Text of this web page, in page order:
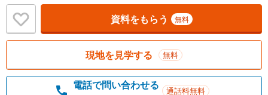
資料をもらう 無料
現地を見学する 無料
電話で問い合わせる 通話料無料